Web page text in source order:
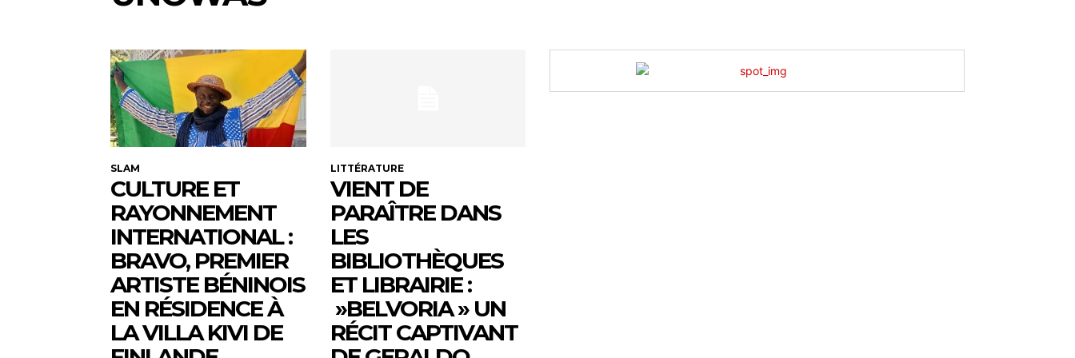
SLAM
CULTURE ET
RAYONNEMENT
INTERNATIONAL :
BRAVO, PREMIER
ARTISTE BÉNINOIS
EN RÉSIDENCE À
LA VILLA KIVI DE
LITTÉRATURE
VIENT DE
PARAÎTRE DANS
LES
BIBLIOTHÈQUES
ET LIBRAIRIE :
»BELVORIA » UN
RÉCIT CAPTIVANT